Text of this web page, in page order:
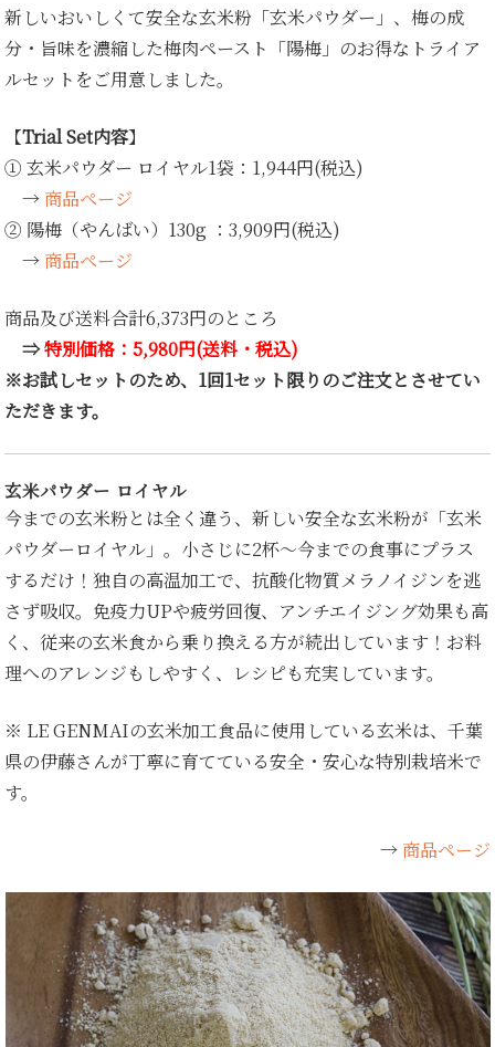
ル
&
陽
梅
グ
ラ
ム）
新しいおいしくて安全な玄米粉「玄米パウダー」、梅の成
分・旨味を濃縮した梅肉ペースト「陽梅」のお得なトライア
ルセットをご用意しました。
【Trial Set内容】
① 玄米パウダー ロイヤル1袋：1,944円(税込)
→ 商品ページ
② 陽梅（やんばい）130g ：3,909円(税込)
→ 商品ページ
商品及び送料合計6,373円のところ
⇒特別価格：5,980円(送料・税込)
※お試しセットのため、1回1セット限りのご注文とさせてい
ただきます。
玄米パウダー ロイヤル
今までの玄米粉とは全く違う、新しい安全な玄米粉が「玄米
パウダーロイヤル」。小さじに2杯～今までの食事にプラス
するだけ！独自の高温加工で、抗酸化物質メラノイジンを逃
さず吸収。免疫力UPや疲労回復、アンチエイジング効果も高
く、従来の玄米食から乗り換える方が続出しています！お料
理へのアレンジもしやすく、レシピも充実しています。
※ LE GENMAIの玄米加工食品に使用している玄米は、千葉
県の伊藤さんが丁寧に育てている安全・安心な特別栽培米で
す。
→ 商品ページ